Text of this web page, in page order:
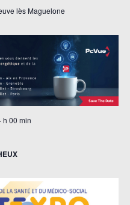
lès Maguelone
h 00 min